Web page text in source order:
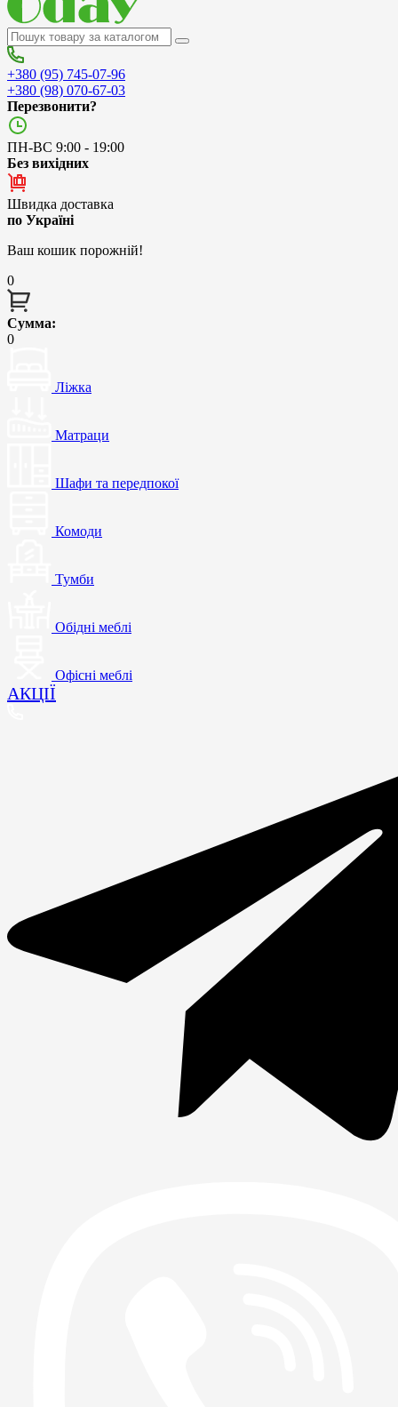
+380 (95) 745-07-96
+380 (98) 070-67-03
Перезвонити?
ПН-ВС 9:00 - 19:00
Без вихідних
Швидка доставка
по Україні
Ваш кошик порожній!
0
Сумма:
0
Ліжка
Матраци
Шафи та передпокої
Комоди
Тумби
Обідні меблі
Офісні меблі
АКЦІЇ